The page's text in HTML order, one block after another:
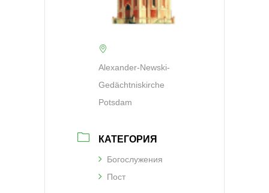
Alexander-Newski-
Gedächtniskirche
Potsdam
КАТЕГОРИЯ
Богослужения
Пост